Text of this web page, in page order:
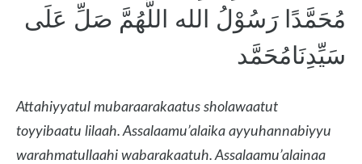
مُحَمَّدًا رَسُوْلُ الله اللَّهُمَّ صَلِّ عَلَى
سَيِّدِنَامُحَمَّد
Attahiyyatul mubaraarakaatus sholawaatut
toyyibaatu lilaah. Assalaamu’alaika ayyuhannabiyyu
warahmatullaahi wabarakaatuh. Assalaamu’alainaa